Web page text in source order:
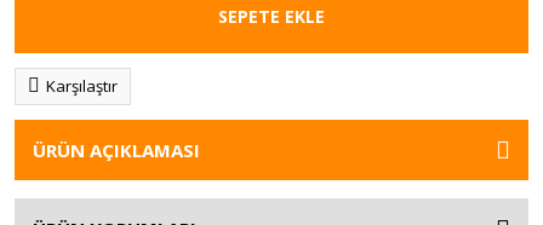
SEPETE EKLE
Karşılaştır
ÜRÜN AÇIKLAMASI